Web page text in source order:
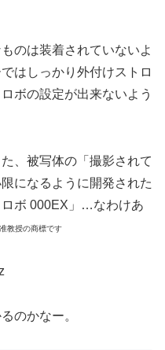
のは装着されていないよ
はしっかり外付けストロ
ボの設定が出来ないよう
、被写体の「撮影されて
になるように開発された
ボ 000EX」…なわけあ
教授の商標です
のかなー。